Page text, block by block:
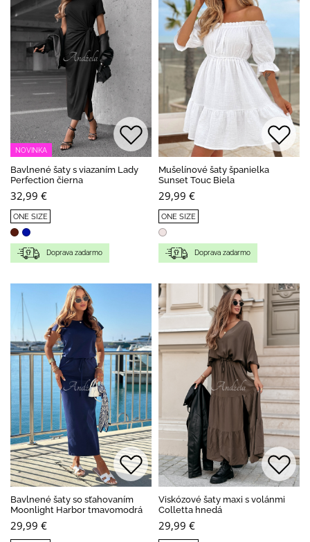
NOVINKA
Bavlnené šaty s viazaním Lady
Perfection čierna
32,99 €
ONE SIZE
Doprava zadarmo
Mušelínové šaty španielka
Sunset Touc Biela
29,99 €
ONE SIZE
Doprava zadarmo
Bavlnené šaty so sťahovaním
Moonlight Harbor tmavomodrá
29,99 €
Viskózové šaty maxi s volánmi
Colletta hnedá
29,99 €